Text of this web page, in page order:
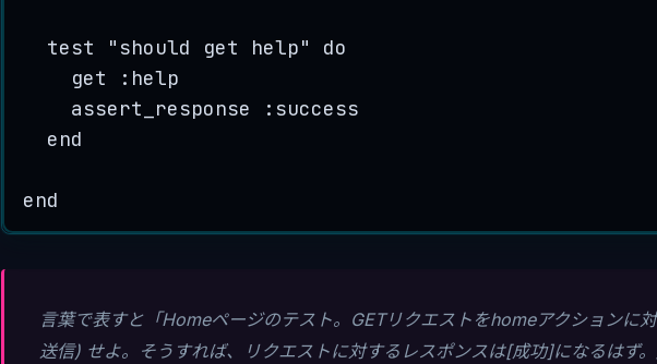
test " should get help"
do
get
: help
assert_response
: success
end
end
言葉で表すと「Homeページのテスト。GETリクエストをhomeアクションに
送信) せよ。そうすれば、リクエストに対するレスポンスは[成功]になるはず